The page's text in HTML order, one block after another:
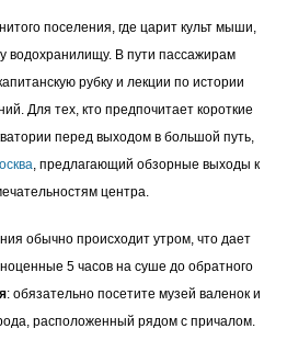
поселения, где царит культ мыши,
водохранилищу. В пути пассажирам
рубку и лекции по истории
Для тех, кто предпочитает короткие
перед выходом в большой путь,
, предлагающий обзорные выходы к
центра.
обычно происходит утром, что дает
5 часов на суше до обратного
: обязательно посетите музей валенок и
расположенный рядом с причалом.